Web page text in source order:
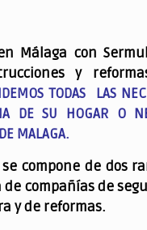
Málaga con
y
TODAS LAS
DE SU HOGAR O
MALAGA.
se compone de dos
compañías de
y de reformas.